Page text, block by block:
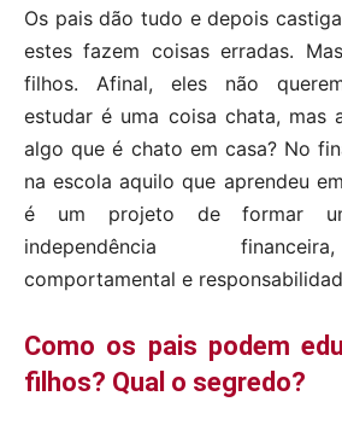
Os pais dão tudo e depois
estes fazem coisas erradas.
filhos. Afinal, eles não
estudar é uma coisa chata, mas
algo que é chato em casa? No
na escola aquilo que aprendeu
é um projeto de formar
independência
comportamental e
Como os pais podem
filhos? Qual o segredo?